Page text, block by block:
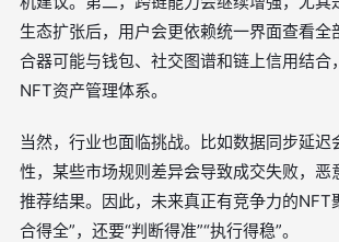
生态扩张后，用户会更依赖统一界面查看全
合器可能与钱包、社交图谱和链上信用结合
NFT资产管理体系。
当然，行业也面临挑战。比如数据同步延迟
性，某些市场规则差异会导致成交失败，恶
推荐结果。因此，未来真正有竞争力的NFT
合得全”，还要“判断得准”“执行得稳”。